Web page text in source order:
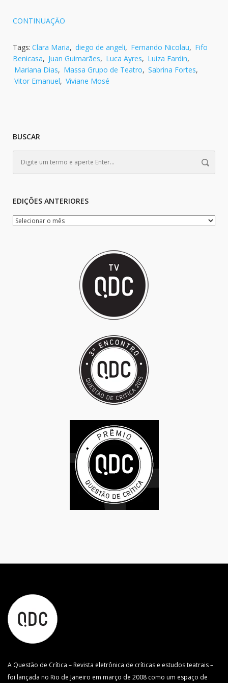
CONTINUAÇÃO
Tags: Clara Maria, diego de angeli, Fernando Nicolau, Fifo
Benicasa, Juan Guimarães, Luca Ayres, Luiza Fardin,
Mariana Dias, Massa Grupo de Teatro, Sabrina Fortes,
Vitor Emanuel, Viviane Mosé
BUSCAR
EDIÇÕES ANTERIORES
A Questão de Crítica – Revista eletrônica de críticas e estudos teatrais –
foi lançada no Rio de Janeiro em março de 2008 como um espaço de